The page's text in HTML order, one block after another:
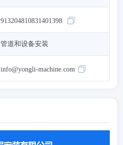
913204810831401398
管道和设备安装
info@yongli-machine.com